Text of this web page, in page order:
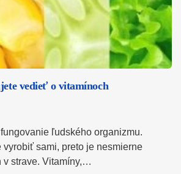
vedieť o vitamínoch
ľudského organizmu.
sami, preto je nesmierne
strave. Vitamíny,…